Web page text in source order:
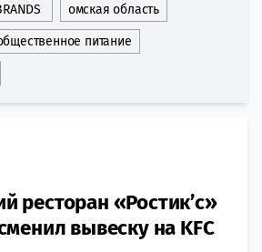
омская область
питание
ресторан «Ростик’с»
вывеску на KFC